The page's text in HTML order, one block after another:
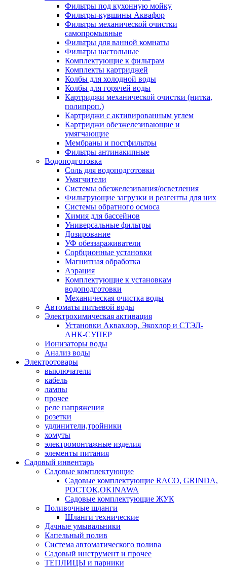
Фильтры под кухонную мойку
Фильтры-кувшины Аквафор
Фильтры механической очистки
самопромывные
Фильтры для ванной комнаты
Фильтры настольные
Комплектующие к фильтрам
Комплекты картриджей
Колбы для холодной воды
Колбы для горячей воды
Картриджи механической очистки (нитка,
полипроп.)
Картриджи с активированным углем
Картриджи обезжелезивающие и
умягчающие
Мембраны и постфильтры
Фильтры антинакипные
Водоподготовка
Соль для водоподготовки
Умягчители
Системы обезжелезивания/осветления
Фильтрующие загрузки и реагенты для них
Системы обратного осмоса
Химия для бассейнов
Универсальные фильтры
Дозирование
УФ обеззараживатели
Сорбционные установки
Магнитная обработка
Аэрация
Комплектующие к установкам
водоподготовки
Механическая очистка воды
Автоматы питьевой воды
Электрохимическая активация
Установки Аквахлор, Экохлор и СТЭЛ-
АНК-СУПЕР
Ионизаторы воды
Анализ воды
Электротовары
выключатели
кабель
лампы
прочее
реле напряжения
розетки
удлинители,тройники
хомуты
электромонтажные изделия
элементы питания
Садовый инвентарь
Садовые комплектующие
Садовые комплектующие RACO, GRINDA,
РОСТОК,OKINAWA
Садовые комплектующие ЖУК
Поливочные шланги
Шланги технические
Дачные умывальники
Капельный полив
Система автоматического полива
Садовый инструмент и прочее
ТЕПЛИЦЫ и парники